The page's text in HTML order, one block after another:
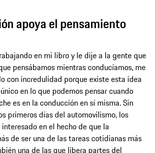
apoya el pensamiento
en mi libro y le dije a la gente que
pensábamos mientras conducíamos, me
con incredulidad porque existe esta idea
en lo que podemos pensar cuando
es en la conducción en sí misma. Sin
primeros días del automovilismo, los
en el hecho de que la
de ser una de las tareas cotidianas más
una de las que libera partes del